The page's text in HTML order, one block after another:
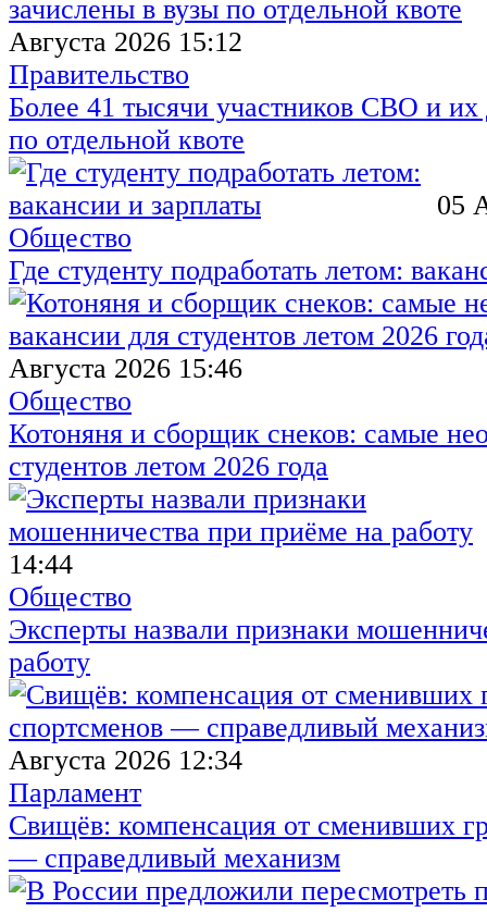
Августа 2026 15:12
Правительство
Более 41 тысячи участников СВО и их
по отдельной квоте
05
Общество
Где студенту подработать летом:
Августа 2026 15:46
Общество
Котоняня и сборщик снеков: самые
студентов летом 2026 года
14:44
Общество
Эксперты назвали признаки
работу
Августа 2026 12:34
Парламент
Свищёв: компенсация от сменивших
— справедливый механизм